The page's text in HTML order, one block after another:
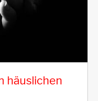
häuslichen